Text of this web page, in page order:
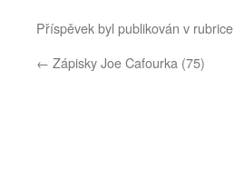
Příspěvek byl publikován v rubrice
← Zápisky Joe Cafourka (75)